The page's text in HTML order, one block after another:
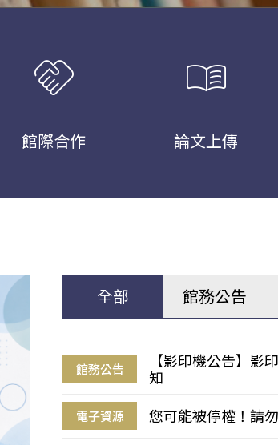
handshake
館際合作
menu_book
論文上傳
全部 館務公告
館務公告
【影印機公告】影
知
電子資源 您可能被停權！請